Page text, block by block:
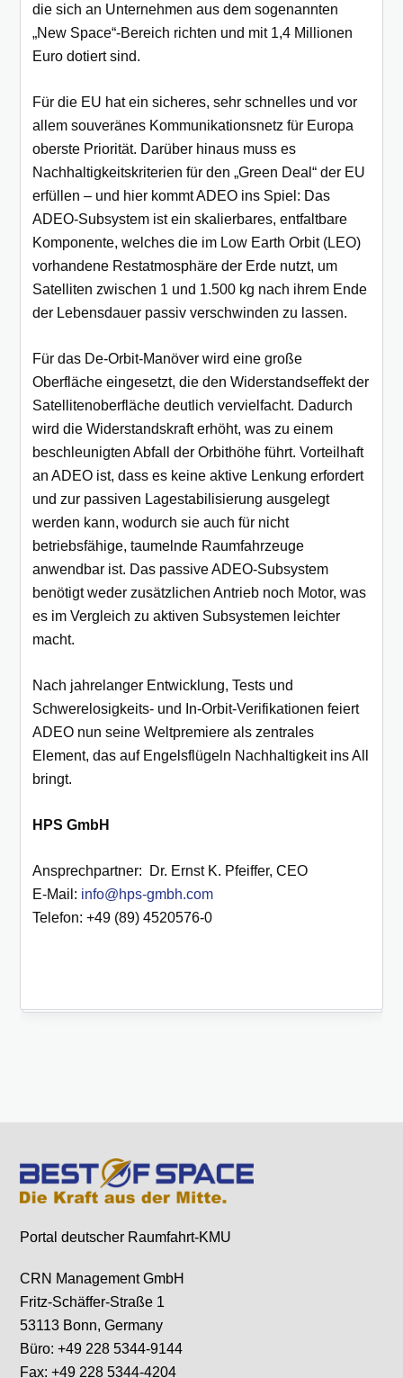
die sich an Unternehmen aus dem sogenannten
„New Space“-Bereich richten und mit 1,4 Millionen
Euro dotiert sind.
Für die EU hat ein sicheres, sehr schnelles und vor
allem souveränes Kommunikationsnetz für Europa
oberste Priorität. Darüber hinaus muss es
Nachhaltigkeitskriterien für den „Green Deal“ der EU
erfüllen – und hier kommt ADEO ins Spiel: Das
ADEO-Subsystem ist ein skalierbares, entfaltbare
Komponente, welches die im Low Earth Orbit (LEO)
vorhandene Restatmosphäre der Erde nutzt, um
Satelliten zwischen 1 und 1.500 kg nach ihrem Ende
der Lebensdauer passiv verschwinden zu lassen.
Für das De-Orbit-Manöver wird eine große
Oberfläche eingesetzt, die den Widerstandseffekt der
Satellitenoberfläche deutlich vervielfacht. Dadurch
wird die Widerstandskraft erhöht, was zu einem
beschleunigten Abfall der Orbithöhe führt. Vorteilhaft
an ADEO ist, dass es keine aktive Lenkung erfordert
und zur passiven Lagestabilisierung ausgelegt
werden kann, wodurch sie auch für nicht
betriebsfähige, taumelnde Raumfahrzeuge
anwendbar ist. Das passive ADEO-Subsystem
benötigt weder zusätzlichen Antrieb noch Motor, was
es im Vergleich zu aktiven Subsystemen leichter
macht.
Nach jahrelanger Entwicklung, Tests und
Schwerelosigkeits- und In-Orbit-Verifikationen feiert
ADEO nun seine Weltpremiere als zentrales
Element, das auf Engelsflügeln Nachhaltigkeit ins All
bringt.
HPS GmbH
Ansprechpartner: Dr. Ernst K. Pfeiffer, CEO
E-Mail: info@hps-gmbh.com
Telefon: +49 (89) 4520576-0
Portal deutscher Raumfahrt-KMU
CRN Management GmbH
Fritz-Schäffer-Straße 1
53113 Bonn, Germany
Büro: +49 228 5344-9144
Fax: +49 228 5344-4204